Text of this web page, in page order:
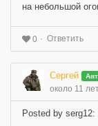
на небольшой
0 Ответить
Сергей
около 11
Posted by serg12: